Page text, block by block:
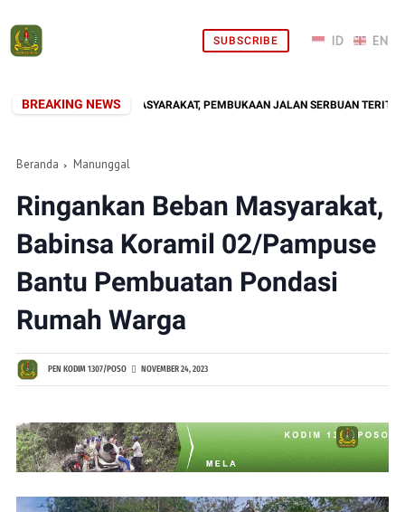
SUBSCRIBE
BREAKING NEWS
HADIR DI TENGAH MASYARAKAT, PEMBUKAAN JALAN SERBUAN
Beranda Manunggal
Ringankan Beban Masyarakat,
Babinsa Koramil 02/Pampuse
Bantu Pembuatan Pondasi
Rumah Warga
PEN KODIM 1307/POSO NOVEMBER 24, 2023